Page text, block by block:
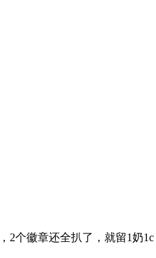
2个徽章还全扒了，就留1奶